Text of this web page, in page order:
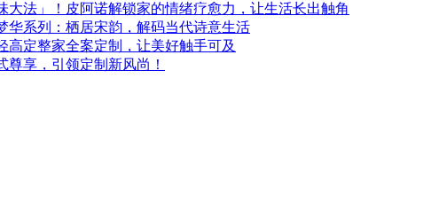
大法」！皮阿诺解锁家的情绪疗愈力，让生活长出触角
华系列：栖居宋韵，解码当代诗意生活
高定整家全案定制，让美好触手可及
尊享，引领定制新风尚！